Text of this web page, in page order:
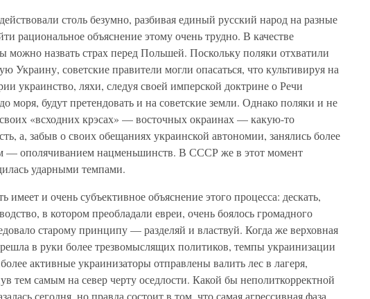
столь безумно, разбивая единый русский народ на разные
рациональное объяснение этому очень трудно. В качестве
можно назвать страх перед Польшей. Поскольку поляки отхватили
Украину, советские правители могли опасаться, что культивируя на
украинство, ляхи, следуя своей имперской доктрине о Речи
моря, будут претендовать и на советские земли. Однако поляки и не
«всходних крэсах» — восточных окраинах — какую-то
а, забыв о своих обещаниях украинской автономии, занялись более
ополячиванием нацменьшинств. В СССР же в этот момент
ударными темпами.
имеет и очень субъективное объяснение этого процесса: дескать,
в котором преобладали евреи, очень боялось громадного
старому принципу — разделяй и властвуй. Когда же верховная
в руки более трезвомыслящих политиков, темпы украинизации
активные украинизаторы отправлены валить лес в лагеря,
тем самым на север черту оседлости. Какой бы неполиткорректной
сегодня, но правда состоит в том, что самая агрессивная фаза